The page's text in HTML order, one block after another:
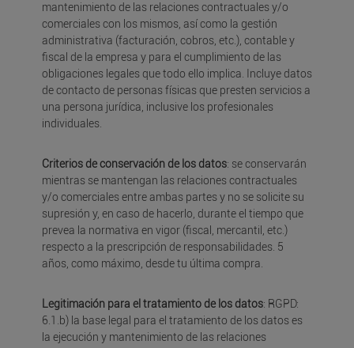
mantenimiento de las relaciones contractuales y/o
comerciales con los mismos, así como la gestión
administrativa (facturación, cobros, etc.), contable y
fiscal de la empresa y para el cumplimiento de las
obligaciones legales que todo ello implica. Incluye datos
de contacto de personas físicas que presten servicios a
una persona jurídica, inclusive los profesionales
individuales.
Criterios de conservación de los datos: se conservarán
mientras se mantengan las relaciones contractuales
y/o comerciales entre ambas partes y no se solicite su
supresión y, en caso de hacerlo, durante el tiempo que
prevea la normativa en vigor (fiscal, mercantil, etc.)
respecto a la prescripción de responsabilidades. 5
años, como máximo, desde tu última compra.
Legitimación para el tratamiento de los datos: RGPD:
6.1.b) la base legal para el tratamiento de los datos es
la ejecución y mantenimiento de las relaciones